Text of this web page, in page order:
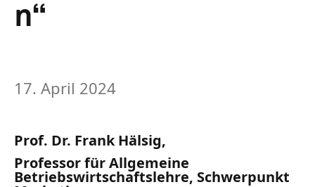
n“
17. April 2024
Prof. Dr. Frank Hälsig,
Professor für Allgemeine
Betriebswirtschaftslehre, Schwerpunkt